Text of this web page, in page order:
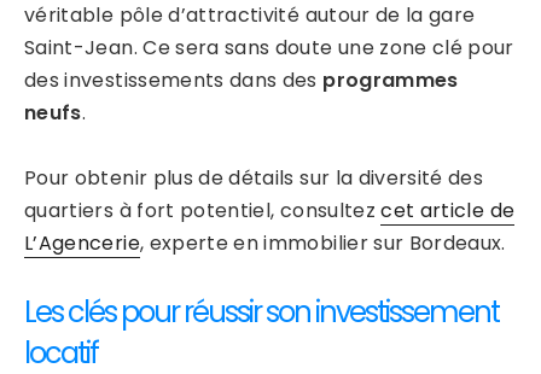
véritable pôle d’attractivité autour de la gare
Saint-Jean. Ce sera sans doute une zone clé pour
des investissements dans des programmes
neufs.
Pour obtenir plus de détails sur la diversité des
quartiers à fort potentiel, consultezcet article de
L’Agencerie, experte en immobilier sur Bordeaux.
Les clés pour réussir son investissement
locatif